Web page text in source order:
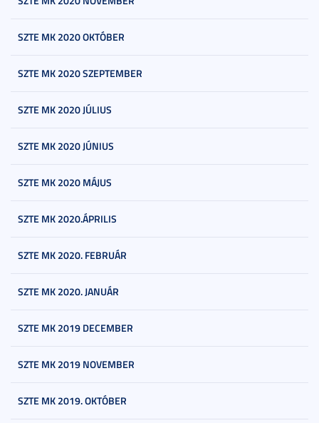
SZTE MK 2020 OKTÓBER
SZTE MK 2020 SZEPTEMBER
SZTE MK 2020 JÚLIUS
SZTE MK 2020 JÚNIUS
SZTE MK 2020 MÁJUS
SZTE MK 2020.ÁPRILIS
SZTE MK 2020. FEBRUÁR
SZTE MK 2020. JANUÁR
SZTE MK 2019 DECEMBER
SZTE MK 2019 NOVEMBER
SZTE MK 2019. OKTÓBER